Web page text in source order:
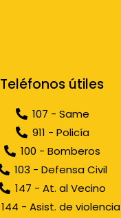
Teléfonos útiles
107 - Same
911 - Policía
100 - Bomberos
103 - Defensa Civil
147 - At. al Vecino
144 - Asist. de violencia